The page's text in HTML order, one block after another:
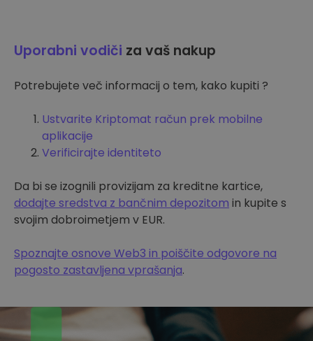
Uporabni vodiči za vaš nakup
Potrebujete več informacij o tem, kako kupiti ?
Ustvarite Kriptomat račun prek mobilne
aplikacije
Verificirajte identiteto
Da bi se izognili provizijam za kreditne kartice,
dodajte sredstva z bančnim depozitom in kupite s
svojim dobroimetjem v EUR.
Spoznajte osnove Web3 in poiščite odgovore na
pogosto zastavljena vprašanja.